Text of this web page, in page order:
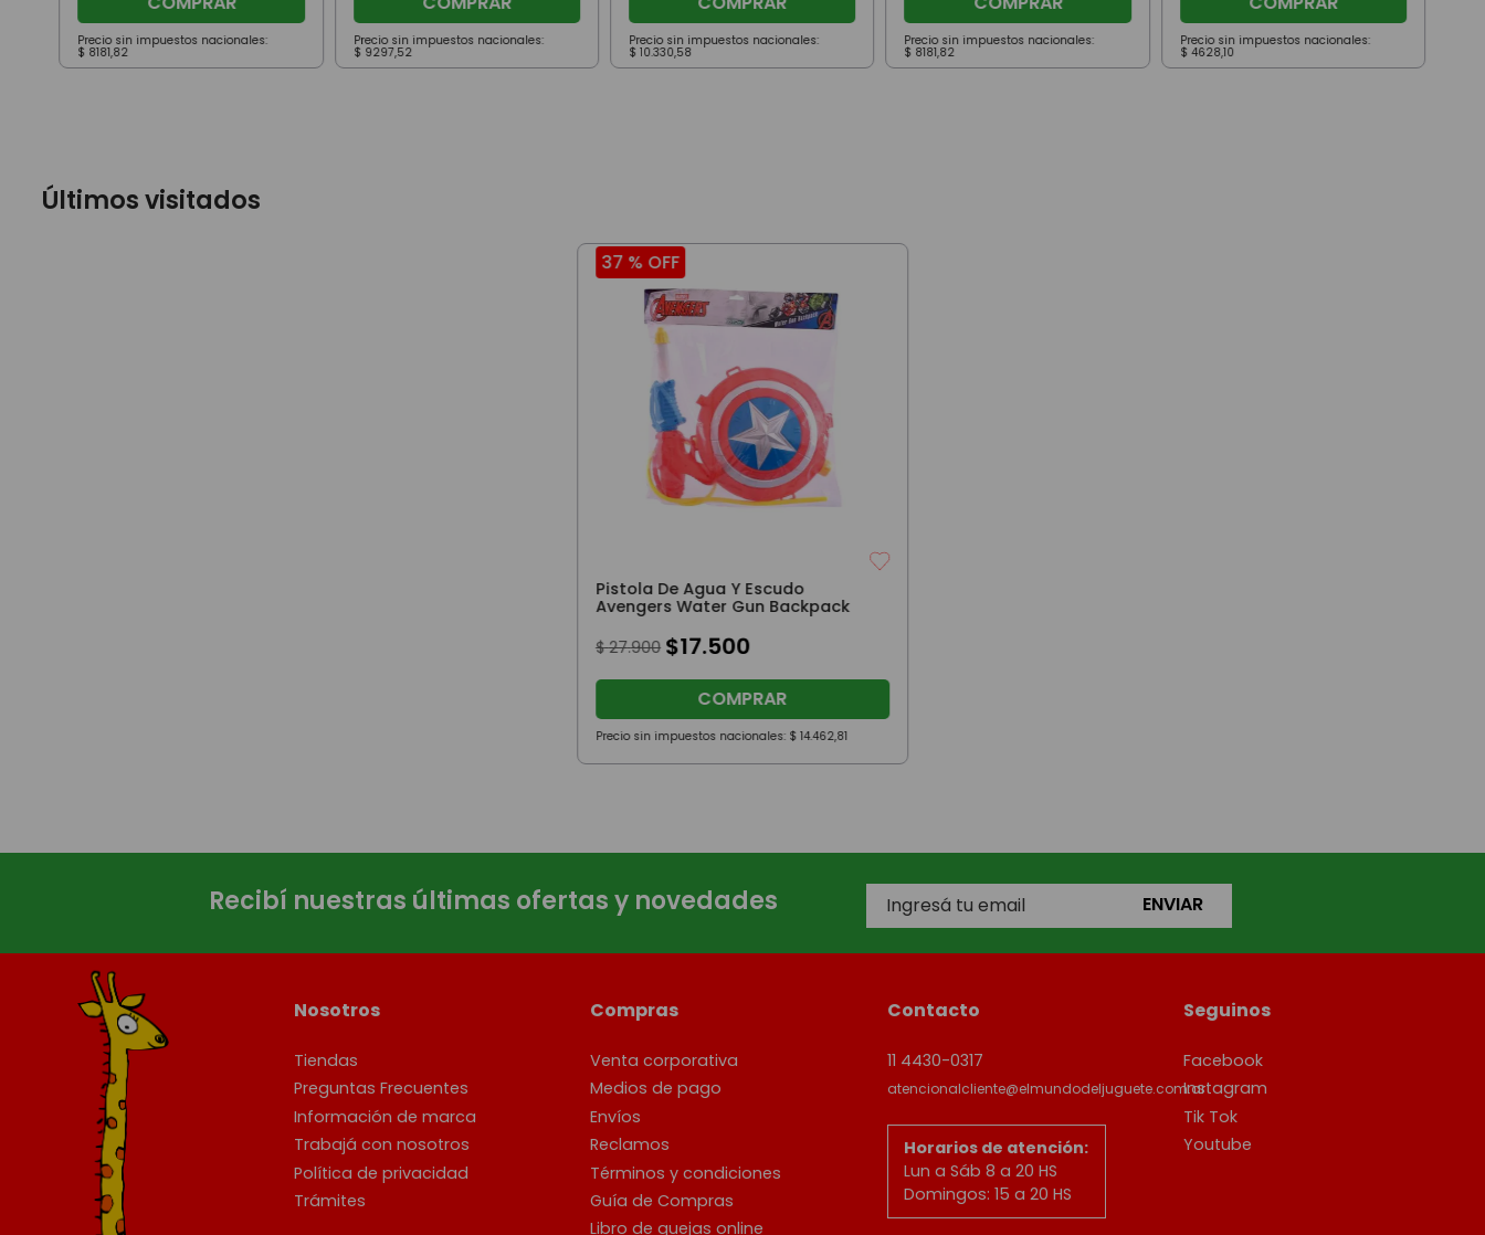
Precio sin impuestos nacionales:
$ 8181,82
Precio sin impuestos nacionales:
$ 9297,52
Precio sin impuestos nacionales:
$ 10.330,58
Precio sin impuestos nacionales:
$ 8181,82
Precio sin impuestos nacionales:
$ 4628,10
Últimos visitados
37 %OFF
Pistola De Agua Y Escudo
Avengers Water Gun Backpack
$ 27.900 $17.500
COMPRAR
Precio sin impuestos nacionales: $ 14.462,81
Recibí nuestras últimas ofertas y novedades ENVIAR
Nosotros
Tiendas
Preguntas Frecuentes
Información de marca
Trabajá con nosotros
Política de privacidad
Trámites
Compras
Venta corporativa
Medios de pago
Envíos
Reclamos
Términos y condiciones
Guía de Compras
Libro de quejas online
Contacto
11 4430-0317
atencionalcliente@elmundodeljuguete.com.ar
Horarios de atención:
Lun a Sáb 8 a 20 HS
Domingos: 15 a 20 HS
Seguinos
Facebook
Instagram
Tik Tok
Youtube